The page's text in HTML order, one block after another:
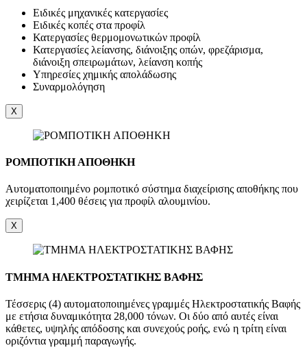
Ειδικές μηχανικές κατεργασίες
Ειδικές κοπές στα προφίλ
Κατεργασίες θερμομονωτικών προφίλ
Κατεργασίες λείανσης, διάνοιξης οπών, φρεζάρισμα,
διάνοιξη σπειρωμάτων, λείανση κοπής
Υπηρεσίες χημικής απολάδωσης
Συναρμολόγηση
X
ΡΟΜΠΟΤΙΚΗ ΑΠΟΘΗΚΗ
Αυτοματοποιημένο ρομποτικό σύστημα διαχείρισης αποθήκης που
χειρίζεται 1,400 θέσεις για προφίλ αλουμινίου.
X
ΤΜΗΜΑ ΗΛΕΚΤΡΟΣΤΑΤΙΚΗΣ ΒΑΦΗΣ
Τέσσερις (4) αυτοματοποιημένες γραμμές Ηλεκτροστατικής Βαφής
με ετήσια δυναμικότητα 28,000 τόνων. Οι δύο από αυτές είναι
κάθετες, υψηλής απόδοσης και συνεχούς ροής, ενώ η τρίτη είναι
οριζόντια γραμμή παραγωγής.